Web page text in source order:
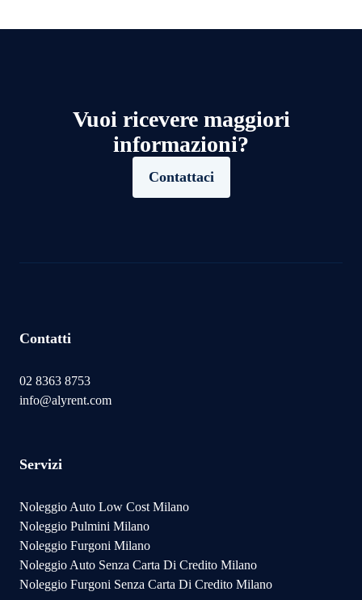
Vuoi ricevere maggiori
informazioni?
Contattaci
Contatti
02 8363 8753
info@alyrent.com
Servizi
Noleggio Auto Low Cost Milano
Noleggio Pulmini Milano
Noleggio Furgoni Milano
Noleggio Auto Senza Carta Di Credito Milano
Noleggio Furgoni Senza Carta Di Credito Milano